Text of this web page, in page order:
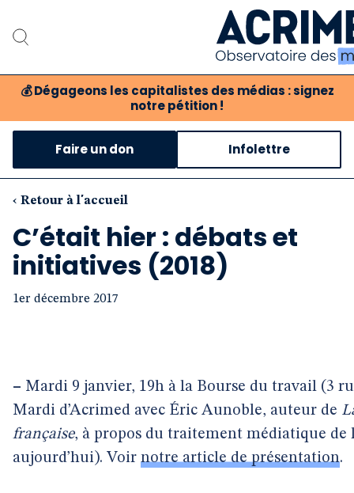
💰 Dégageons les capitalistes des médias : signez
notre pétition !
Notre critique des
Notre revue
Faire un don Infolettre
‹ Retour à l'accueil
C’était hier : débats et
initiatives (2018)
1er décembre 2017
– Mardi 9 janvier, 19h à la Bourse du travail (3
Mardi d’Acrimed avec Éric Aunoble, auteur de
française, à propos du traitement médiatique de
aujourd’hui). Voir notre article de présentation.